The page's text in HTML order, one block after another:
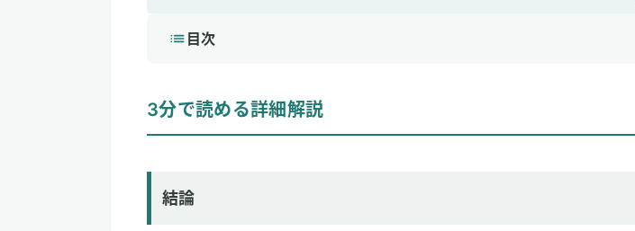
目次
結論
研究の背景と目的
3分で読める詳細解説
結論